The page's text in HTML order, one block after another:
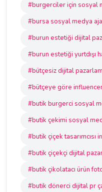
#burgerciler için sosyal
#bursa sosyal medya
#burun estetiği dijital
#burun estetiği yurtdışı
#bütçesiz dijital
#bütçeye göre
#butik burgerci sosyal
#butik çekimi sosyal
#butik çiçek tasarımcısı
#butik çiçekçi dijital
#butik çikolatacı ürün
#butik dönerci dijital pr